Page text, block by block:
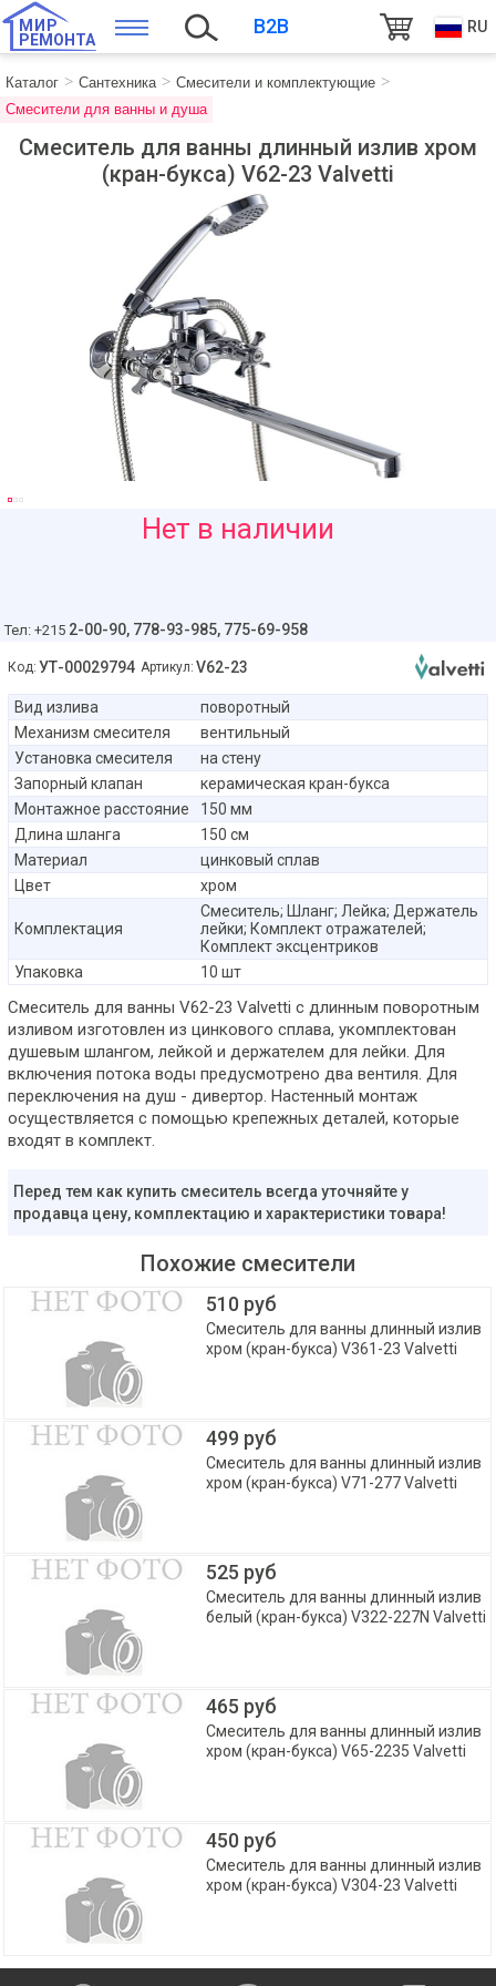
МИР
РЕМОНТА
B2B RU
Каталог Сантехника
Смесители и комплектующие
Смесители для ванны и душа
Смеситель для ванны длинный излив хром
(кран-букса) V62-23 Valvetti
Нет в наличии
Тел: +215 2-00-90, 778-93-985, 775-69-958
Код: УТ-00029794 Артикул: V62-23
Вид излива
поворотный
Механизм смесителя
вентильный
Установка смесителя
на стену
Запорный клапан
керамическая кран-букса
Монтажное расстояние
150 мм
Длина шланга
150 см
Материал
цинковый сплав
Цвет
хром
Комплектация
Смеситель; Шланг; Лейка; Держатель
лейки; Комплект отражателей;
Комплект эксцентриков
Упаковка
10 шт
Смеситель для ванны V62-23 Valvetti с длинным поворотным
изливом изготовлен из цинкового сплава, укомплектован
душевым шлангом, лейкой и держателем для лейки. Для
включения потока воды предусмотрено два вентиля. Для
переключения на душ - дивертор. Настенный монтаж
осуществляется с помощью крепежных деталей, которые
входят в комплект.
Перед тем как купить смеситель всегда уточняйте у
продавца цену, комплектацию и характеристики товара!
Похожие смесители
510 руб
Смеситель для ванны длинный излив
хром (кран-букса) V361-23 Valvetti
499 руб
Смеситель для ванны длинный излив
хром (кран-букса) V71-277 Valvetti
525 руб
Смеситель для ванны длинный излив
белый (кран-букса) V322-227N Valvetti
465 руб
Смеситель для ванны длинный излив
хром (кран-букса) V65-2235 Valvetti
450 руб
Смеситель для ванны длинный излив
хром (кран-букса) V304-23 Valvetti